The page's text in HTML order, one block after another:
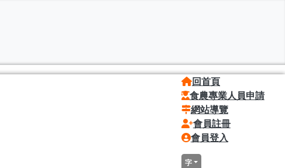
回首頁
食農專業人員申請
網站導覽
會員註冊
會員登入
字